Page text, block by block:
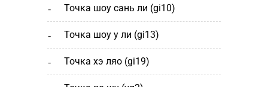
точка шоу сань ли (gi10)
точка шоу у ли (gi13)
точка хэ ляо (gi19)